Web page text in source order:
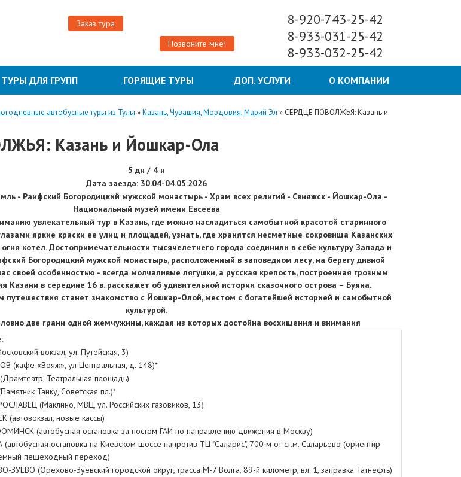
Заказ тура
Позвоните мне!
8-920-743-25-42
8-933-031-25-42
8-933-032-25-42
ТУРЫ ДЛЯ ГРУПП ГОРЯЩИЕ ТУРЫ ДОП. УСЛУГИ О КОМПАНИИ
автобусные туры из Тулы »Казань, Чувашия, Мордовия, Марий Эл » СЕРДЦЕ ПОВОЛЖЬЯ: Казань и
Казань и Йошкар-Ола
5 дн / 4 н
Дата заезда: 30.04-04.05.2026
- Раифский Богородицкий мужской монастырь - Храм всех религий - Свияжск - Йошкар-Ола -
Национальный музей имени Евсеева
увлекательный тур в Казань, где можно насладиться самобытной красотой старинного
яркие краски ее улиц и площадей, узнать, где хранятся несметные сокровища Казанских
котел. Достопримечательности тысячелетнего города соединили в себе культуру Запада и
Богородицкий мужской монастырь, расположенный в заповедном лесу, на берегу дивной
своей особенностью - всегда молчаливые лягушки, а русская крепость, построенная грозным
Казани в середине 16 в. расскажет об удивительной истории сказочного острова – Буяна.
станет знакомство с Йошкар-Олой, местом с богатейшей историей и самобытной
культурой.
две грани одной жемчужины, каждая из которых достойна восхищения и внимания
вокзал, ул. Путейская, 3)
(кафе «Вояж», ул Центральная, д. 148)*
Театральная площадь)
Танку, Советская пл.)*
(Маклино, МВЦ, ул. Российских газовиков, 13)
(автовокзал, новые кассы)
(автобусная остановка за постом ГАИ по направлению движения в Москву)
остановка на Киевском шоссе напротив ТЦ "Саларис", 700 м от ст.м. Саларьево (ориентир -
пешеходный переход)
ЗУЕВО (Орехово-Зуевский городской округ, трасса М-7 Волга, 89-й километр, вл. 1, заправка Татнефть)